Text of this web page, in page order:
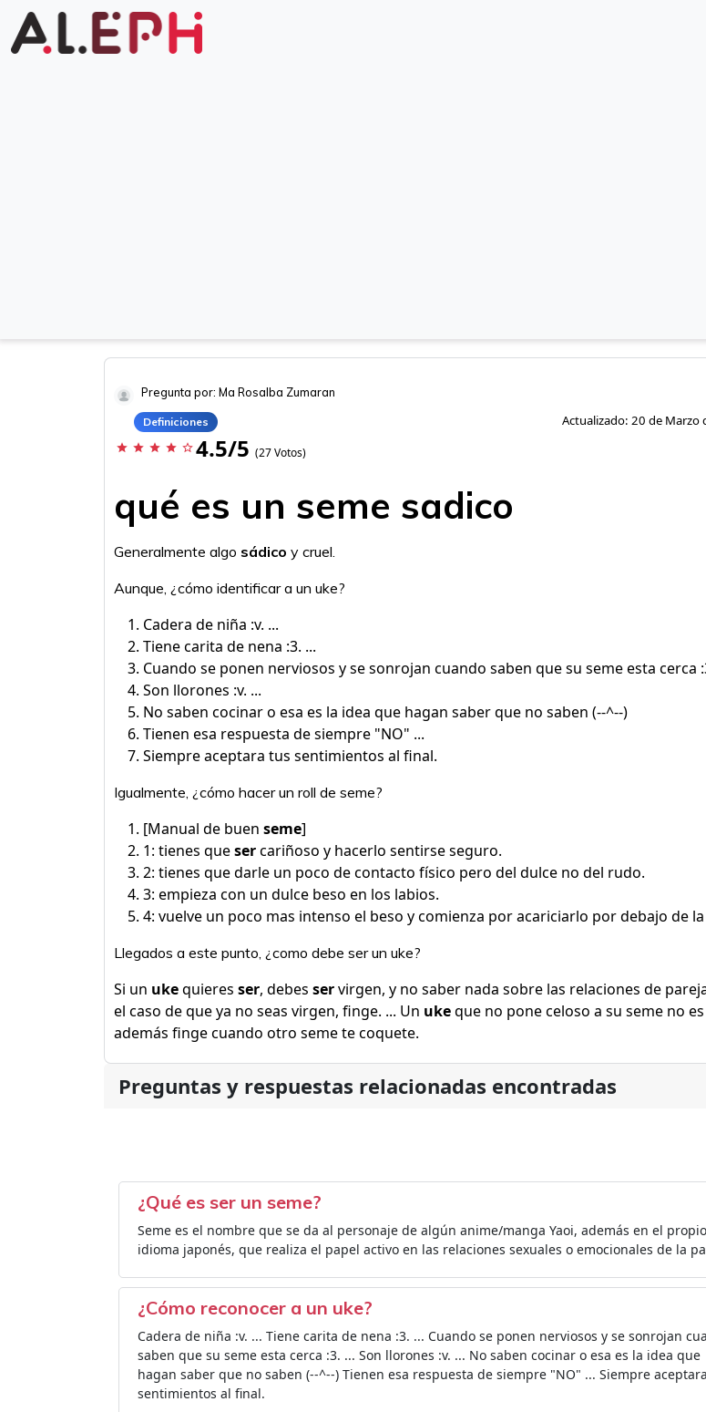
Pregunta por: Ma Rosalba Zumaran
Definiciones Actualizado: 20 de Marzo
star star star star star_border 4.5/5 (27 Votos)
qué es un seme sadico
Generalmente algo sádico y cruel.
Aunque, ¿cómo identificar a un uke?
Cadera de niña :v. ...
Tiene carita de nena :3. ...
Cuando se ponen nerviosos y se sonrojan cuando saben que su seme esta cerca
Son llorones :v. ...
No saben cocinar o esa es la idea que hagan saber que no saben (--^--)
Tienen esa respuesta de siempre "NO" ...
Siempre aceptara tus sentimientos al final.
Igualmente, ¿cómo hacer un roll de seme?
[Manual de buen seme]
1: tienes quesercariñoso y hacerlo sentirse seguro.
2: tienes que darle un poco de contacto físico pero del dulce no del rudo.
3: empieza con un dulce beso en los labios.
4: vuelve un poco mas intenso el beso y comienza por acariciarlo por debajo de
Llegados a este punto, ¿como debe ser un uke?
Si un ukequieres ser, debes servirgen, y no saber nada sobre las relaciones de
el caso de que ya no seas virgen, finge. ... Un ukeque no pone celoso a su seme no es
además finge cuando otro seme te coquete.
Preguntas y respuestas relacionadas encontradas
¿Qué es ser un seme?
Seme es el nombre que se da al personaje de algún anime/manga Yaoi, además en el propio
idioma japonés, que realiza el papel activo en las relaciones sexuales o emocionales de la
¿Cómo reconocer a un uke?
Cadera de niña :v. ... Tiene carita de nena :3. ... Cuando se ponen nerviosos y se sonrojan
saben que su seme esta cerca :3. ... Son llorones :v. ... No saben cocinar o esa es la idea que
hagan saber que no saben (--^--) Tienen esa respuesta de siempre "NO" ... Siempre
sentimientos al final.